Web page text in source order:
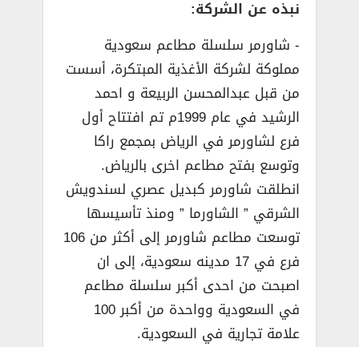
نبذه عن الشركة:
­- شاورمر سلسلة مطاعم سعودية
مملوكة لشركة الأغذية المبتكرة، أسست
من قبل عبدالمحسن الربيعة و احمد
الرشيد في عام 1999م تم افتتاح أول
فرع لشاورمر في الرياض بمجمع راكا
وتوسع بفتح مطاعم اخرى بالرياض.
انطلقت شاورمر كبديل عصري لسندويش
الشرقي ” الشاورما ” ومنذ تأسيسها
توسعت مطاعم شاورمر إلى أكثر من 106
فرع في 17 مدينه سعودية، إلى ان
اصبحت من احدى أكبر سلسلة مطاعم
في السعودية وواحدة من أكبر 100
علامة تجارية في السعودية.